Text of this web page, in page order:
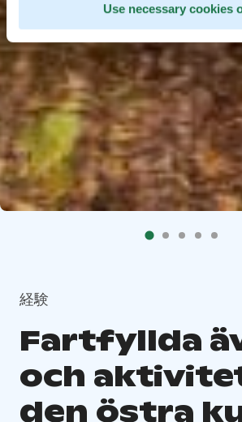
Use necessary cookies
経験
Fartfyllda
och
den östra